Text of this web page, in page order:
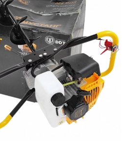
electrice